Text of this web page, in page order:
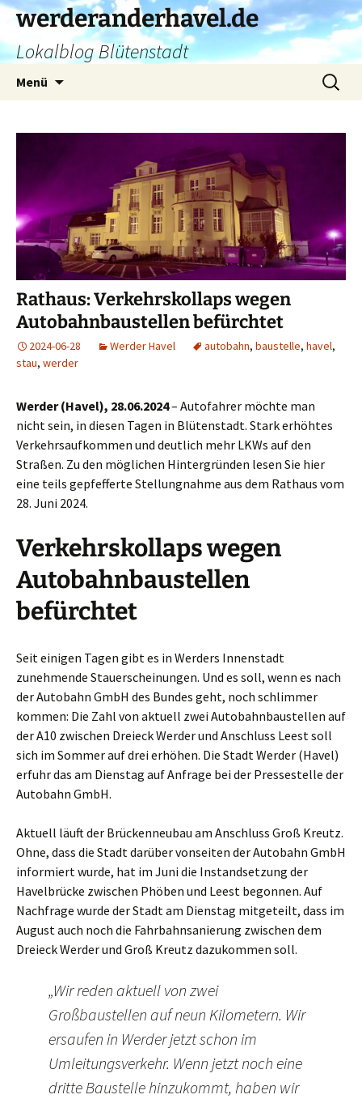
Zum
Inhalt
springen
werderanderhavel.de
Lokalblog Blütenstadt
Menü
Suchen
nach:
Rathaus: Verkehrskollaps wegen
Autobahnbaustellen befürchtet
2024-06-28 Werder Havel autobahn, baustelle, havel,
stau, werder
Werder (Havel), 28.06.2024– Autofahrer möchte man
nicht sein, in diesen Tagen in Blütenstadt. Stark erhöhtes
Verkehrsaufkommen und deutlich mehr LKWs auf den
Straßen. Zu den möglichen Hintergründen lesen Sie hier
eine teils gepfefferte Stellungnahme aus dem Rathaus vom
28. Juni 2024.
Verkehrskollaps wegen
Autobahnbaustellen
befürchtet
Seit einigen Tagen gibt es in Werders Innenstadt
zunehmende Stauerscheinungen. Und es soll, wenn es nach
der Autobahn GmbH des Bundes geht, noch schlimmer
kommen: Die Zahl von aktuell zwei Autobahnbaustellen auf
der A10 zwischen Dreieck Werder und Anschluss Leest soll
sich im Sommer auf drei erhöhen. Die Stadt Werder (Havel)
erfuhr das am Dienstag auf Anfrage bei der Pressestelle der
Autobahn GmbH.
Aktuell läuft der Brückenneubau am Anschluss Groß Kreutz.
Ohne, dass die Stadt darüber vonseiten der Autobahn GmbH
informiert wurde, hat im Juni die Instandsetzung der
Havelbrücke zwischen Phöben und Leest begonnen. Auf
Nachfrage wurde der Stadt am Dienstag mitgeteilt, dass im
August auch noch die Fahrbahnsanierung zwischen dem
Dreieck Werder und Groß Kreutz dazukommen soll.
„Wir reden aktuell von zwei
Großbaustellen auf neun Kilometern. Wir
ersaufen in Werder jetzt schon im
Umleitungsverkehr. Wenn jetzt noch eine
dritte Baustelle hinzukommt, haben wir